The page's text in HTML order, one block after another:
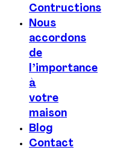
Contructions
Nous
accordons
de
l’importance
à
votre
maison
Blog
Contact